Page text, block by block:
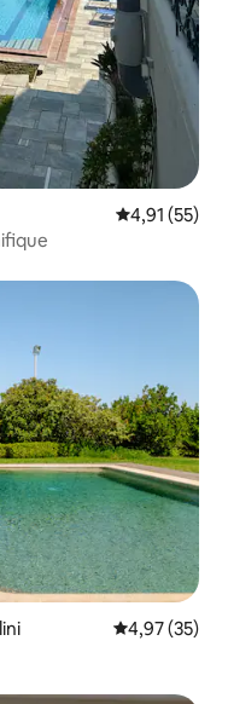
Évaluation
4,91 (55)
Évaluation
4,97 (35)